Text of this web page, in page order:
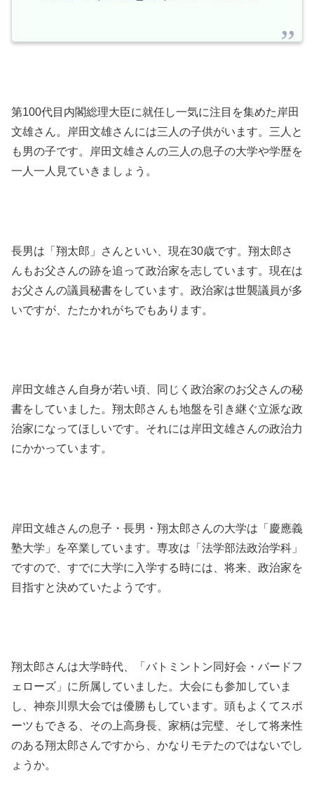
第100代目内閣総理大臣に就任し一気に注目を集めた岸田
文雄さん。岸田文雄さんには三人の子供がいます。三人と
も男の子です。岸田文雄さんの三人の息子の大学や学歴を
一人一人見ていきましょう。
長男は「翔太郎」さんといい、現在30歳です。翔太郎さ
んもお父さんの跡を追って政治家を志しています。現在は
お父さんの議員秘書をしています。政治家は世襲議員が多
いですが、たたかれがちでもあります。
岸田文雄さん自身が若い頃、同じく政治家のお父さんの秘
書をしていました。翔太郎さんも地盤を引き継ぐ立派な政
治家になってほしいです。それには岸田文雄さんの政治力
にかかっています。
岸田文雄さんの息子・長男・翔太郎さんの大学は「慶應義
塾大学」を卒業しています。専攻は「法学部法政治学科」
ですので、すでに大学に入学する時には、将来、政治家を
目指すと決めていたようです。
翔太郎さんは大学時代、「バトミントン同好会・バードフ
ェローズ」に所属していました。大会にも参加していま
し、神奈川県大会では優勝もしています。頭もよくてスポ
ーツもできる、その上高身長、家柄は完璧、そして将来性
のある翔太郎さんですから、かなりモテたのではないでし
ょうか。